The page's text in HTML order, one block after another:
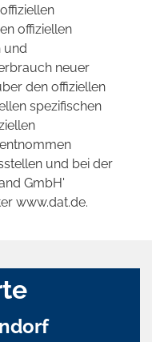
offiziellen
und
neuer
den offiziellen
spezifischen
und bei der
GmbH'
www.dat.de.